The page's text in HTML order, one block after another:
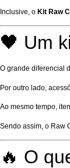
Inclusive, o Kit Raw
🖤 Um
O grande diferencial
Por outro lado,
Ao mesmo tempo,
Sendo assim, o Raw
🔥 O